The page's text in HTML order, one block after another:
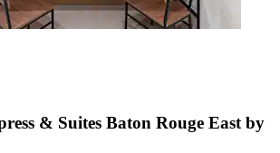
& Suites Baton Rouge East by